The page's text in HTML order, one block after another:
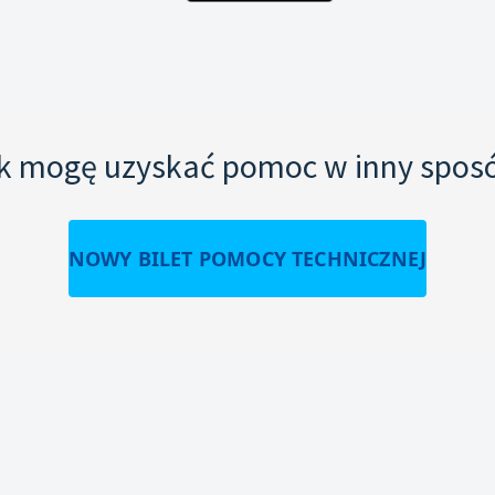
mogę uzyskać pomoc w inny
NOWY BILET POMOCY TECHNICZNEJ